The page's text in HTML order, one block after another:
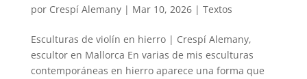
por Crespí Alemany| Mar 10, 2026| Textos
Esculturas de violín en hierro | Crespí Alemany,
escultor en Mallorca En varias de mis esculturas
contemporáneas en hierro aparece una forma que